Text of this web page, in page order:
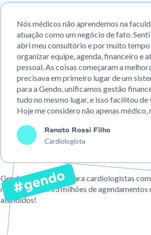
Nós médicos não aprendemos na
atuação como um negócio de fato.
abri meu consultório e por muito
organizar equipe, agenda, financeiro e
pessoal. As coisas começaram a
precisava em primeiro lugar de um
para a Gendo, unificamos gestão
tudo no mesmo lugar, e isso facilitou
Hoje me considero não apenas médico,
Renato Rossi Filho
Cardiologista
Gendo é um sistema para cardiologistas
negócios, com 53 milhões de
atendidos!